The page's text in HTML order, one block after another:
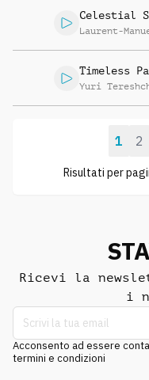
Celestial
Laurent-
Timeless
Yuri
Risultati per
1 2
Ricevi la
i
Acconsento ad essere
termini e condizioni